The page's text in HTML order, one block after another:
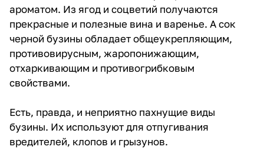
ароматом. Из ягод и соцветий получаются
прекрасные и полезные вина и варенье. А сок
черной бузины обладает общеукрепляющим,
противовирусным, жаропонижающим,
отхаркивающим и противогрибковым
свойствами.
Есть, правда, и неприятно пахнущие виды
бузины. Их используют для отпугивания
вредителей, клопов и грызунов.